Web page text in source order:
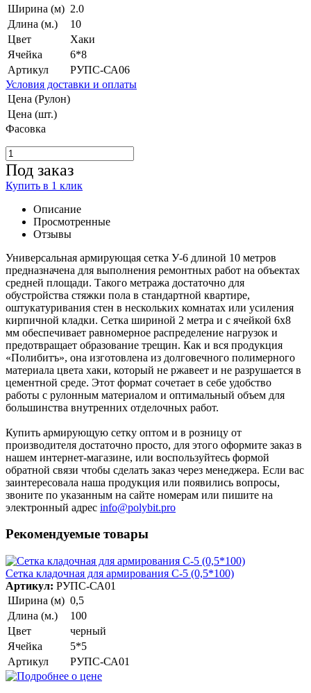
Ширина (м) 2.0
Длина (м.)
10
Цвет
Хаки
Ячейка
6*8
Артикул
РУПС-СА06
Условия доставки и оплаты
Цена (Рулон)
Цена (шт.)
Фасовка
Под заказ
Купить в 1 клик
Описание
Просмотренные
Отзывы
Универсальная армирующая сетка У-6 длиной 10 метров
предназначена для выполнения ремонтных работ на объектах
средней площади. Такого метража достаточно для
обустройства стяжки пола в стандартной квартире,
оштукатуривания стен в нескольких комнатах или усиления
кирпичной кладки. Сетка шириной 2 метра и с ячейкой 6x8
мм обеспечивает равномерное распределение нагрузок и
предотвращает образование трещин. Как и вся продукция
«Полибитъ», она изготовлена из долговечного полимерного
материала цвета хаки, который не ржавеет и не разрушается в
цементной среде. Этот формат сочетает в себе удобство
работы с рулонным материалом и оптимальный объем для
большинства внутренних отделочных работ.
Купить армирующую сетку оптом и в розницу от
производителя достаточно просто, для этого оформите заказ в
нашем интернет-магазине, или воспользуйтесь формой
обратной связи чтобы сделать заказ через менеджера. Если вас
заинтересовала наша продукция или появились вопросы,
звоните по указанным на сайте номерам или пишите на
электронный адрес info@polybit.pro
Рекомендуемые товары
Сетка кладочная для армирования С-5 (0,5*100)
Артикул: РУПС-СА01
Ширина (м) 0,5
Длина (м.)
100
Цвет
черный
Ячейка
5*5
Артикул
РУПС-СА01